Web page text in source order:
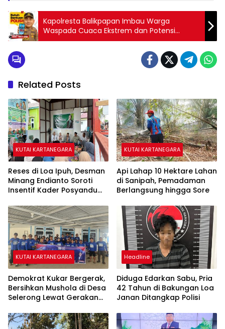
Kapolresta Balikpapan Imbau Warga
Waspada Cuaca Ekstrem dan Potensi
Bencana
Related Posts
KUTAI KARTANEGARA
Reses di Loa Ipuh, Desman
Minang Endianto Soroti
Insentif Kader Posyandu
KUTAI KARTANEGARA
Api Lahap 10 Hektare Lahan
di Sanipah, Pemadaman
Berlangsung hingga Sore
KUTAI KARTANEGARA
Demokrat Kukar Bergerak,
Bersihkan Mushola di Desa
Selerong Lewat Gerakan
Headline
Diduga Edarkan Sabu, Pria
42 Tahun di Bakungan Loa
Janan Ditangkap Polisi